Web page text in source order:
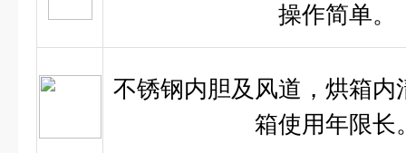
操作简单。
不锈钢内胆及风道，烘箱内
箱使用年限长